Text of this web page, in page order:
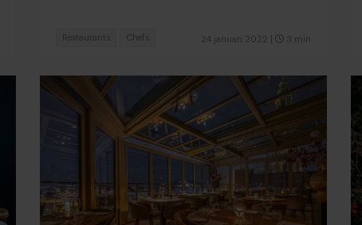
24 januari 2022 3 min
Restaurants Chefs